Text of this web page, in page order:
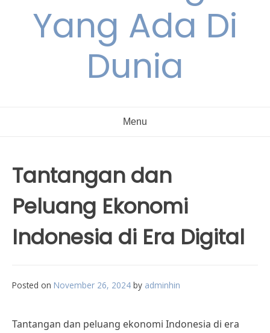
Yang Ada Di
Dunia
Menu
Tantangan dan
Peluang Ekonomi
Indonesia di Era Digital
Posted on November 26, 2024 by adminhin
Tantangan dan peluang ekonomi Indonesia di era